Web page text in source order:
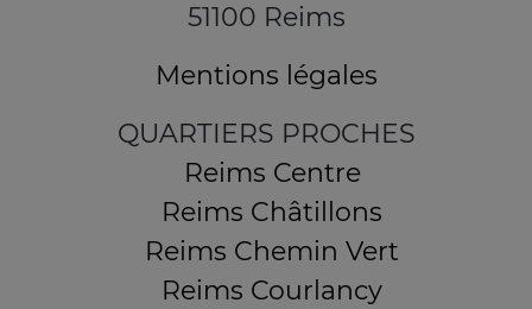
51100 Reims
Mentions légales
QUARTIERS PROCHES
Reims Centre
Reims Châtillons
Reims Chemin Vert
Reims Courlancy